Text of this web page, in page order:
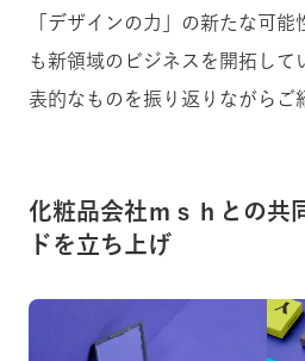
「デザインの力」の新たな可
も新領域のビジネスを開拓して
表的なものを振り返りながらご
化粧品会社ｍｓｈとの共
ドを立ち上げ